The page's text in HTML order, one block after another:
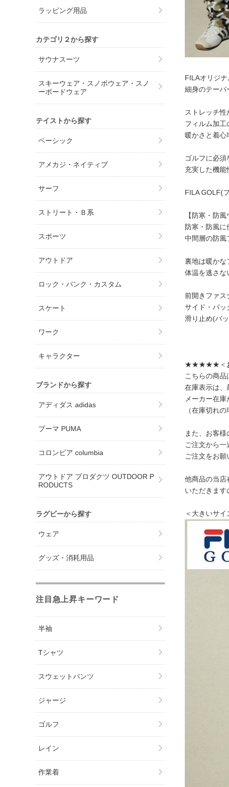
FILAオリジナ
細身のテーパ
ストレッチ性
フィルム加工
暖かさと着心
ゴルフに必
充実した機能
FILA GOLF(
【防寒・防風
防寒・防風に
中間層の防風
裏地は暖かな
体温を逃さな
前開きファス
サイド・バッ
滑り止め(バ
★★★★★＜
こちらの商品
在庫表示は、
メーカー在庫
（在庫切れ
また、お客様
ご注文から一
ご注文をお願
他商品の当店
いただきます
＜大きいサ
ラッピング用品
カテゴリ２から探す
サウナスーツ
スキーウェア・スノボウェア・スノ
ーボードウェア
テイストから探す
ベーシック
アメカジ・ネイティブ
サーフ
ストリート・Ｂ系
スポーツ
アウトドア
ロック・パンク・カスタム
スケート
ワーク
キャラクター
ブランドから探す
アディダス adidas
プーマ PUMA
コロンビア columbia
アウトドア プロダクツ OUTDOOR P
RODUCTS
ラグビーから探す
ウェア
グッズ・消耗用品
注目急上昇キーワード
半袖
Tシャツ
スウェットパンツ
ジャージ
ゴルフ
レイン
作業着